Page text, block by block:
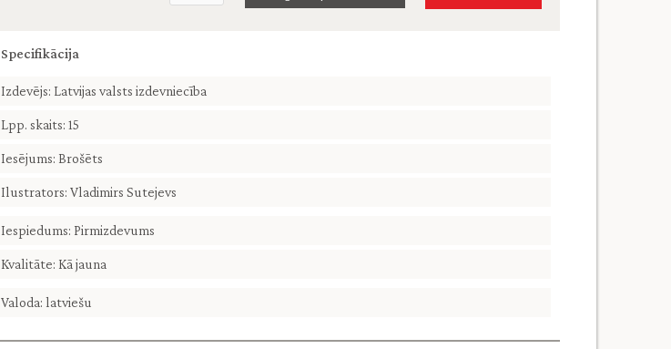
Specifikācija
Izdevējs: Latvijas valsts izdevniecība
Lpp. skaits: 15
Iesējums: Brošēts
Ilustrators: Vladimirs Sutejevs
Iespiedums: Pirmizdevums
Kvalitāte: Kā jauna
Valoda: latviešu